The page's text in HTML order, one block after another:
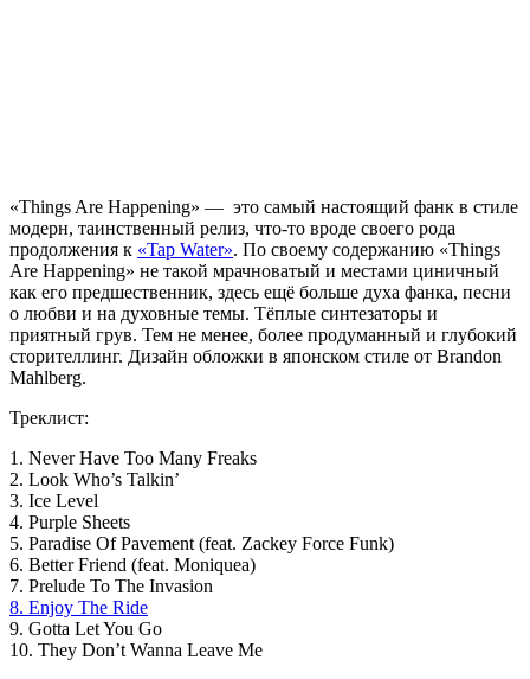
«Things Are Happening» — это самый настоящий фанк в стиле
модерн, таинственный релиз, что-то вроде своего рода
продолжения к «Tap Water». По своему содержанию «Things
Are Happening» не такой мрачноватый и местами циничный
как его предшественник, здесь ещё больше духа фанка, песни
о любви и на духовные темы. Тёплые синтезаторы и
приятный грув. Тем не менее, более продуманный и глубокий
сторителлинг. Дизайн обложки в японском стиле от Brandon
Mahlberg.
Треклист:
1. Never Have Too Many Freaks
2. Look Who’s Talkin’
3. Ice Level
4. Purple Sheets
5. Paradise Of Pavement (feat. Zackey Force Funk)
6. Better Friend (feat. Moniquea)
7. Prelude To The Invasion
8. Enjoy The Ride
9. Gotta Let You Go
10. They Don’t Wanna Leave Me